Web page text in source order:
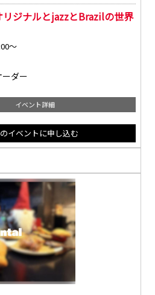
ジナルとjazzとBrazilの世界
～
ダー
イベント詳細
イベントに申し込む